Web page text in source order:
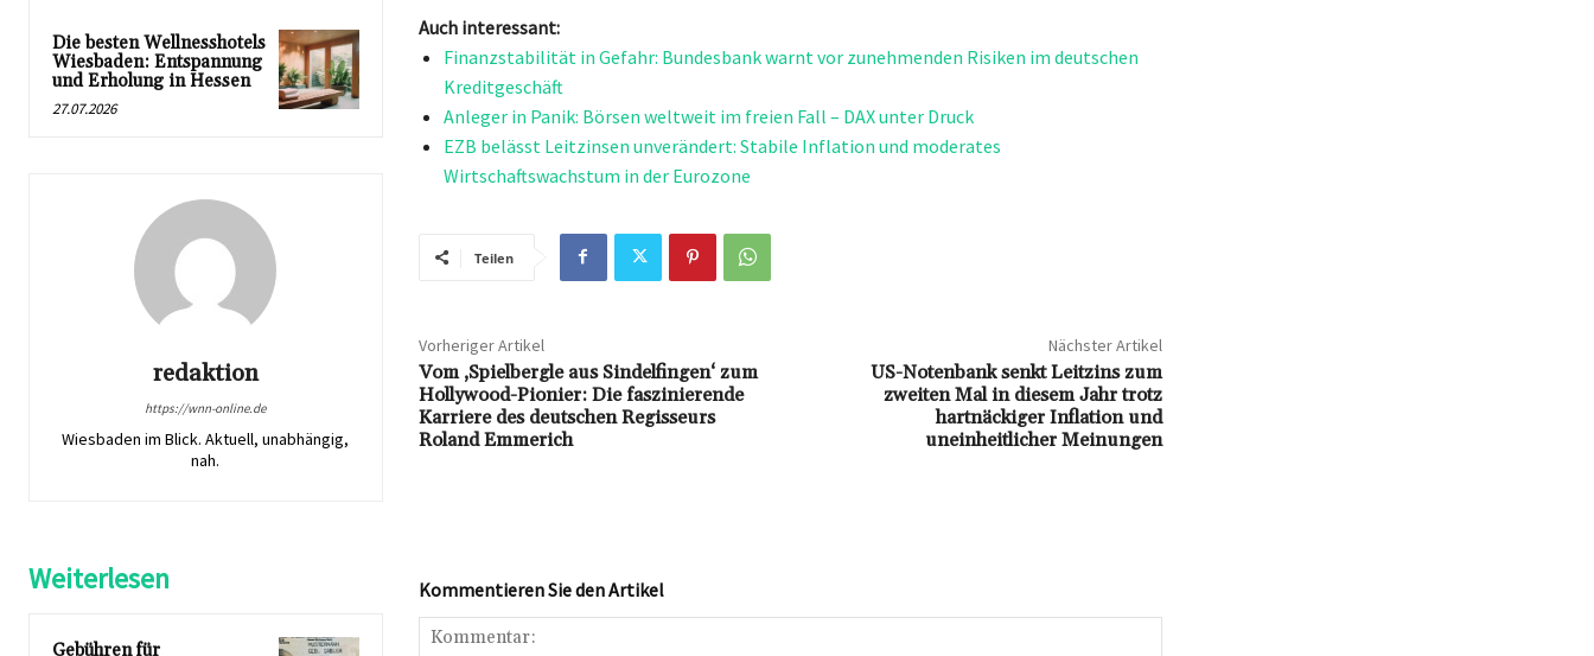
Die besten Wellnesshotels
Wiesbaden: Entspannung
und Erholung in Hessen
27.07.2026
redaktion
https://wnn-online.de
Wiesbaden im Blick. Aktuell, unabhängig,
nah.
Auch interessant:
Finanzstabilität in Gefahr: Bundesbank warnt vor zunehmenden Risiken im deutschen
Kreditgeschäft
Anleger in Panik: Börsen weltweit im freien Fall – DAX unter Druck
EZB belässt Leitzinsen unverändert: Stabile Inflation und moderates
Wirtschaftswachstum in der Eurozone
Teilen
Vorheriger Artikel
Vom ‚Spielbergle aus Sindelfingen‘ zum
Hollywood-Pionier: Die faszinierende
Karriere des deutschen Regisseurs
Roland Emmerich
Nächster Artikel
US-Notenbank senkt Leitzins zum
zweiten Mal in diesem Jahr trotz
hartnäckiger Inflation und
uneinheitlicher Meinungen
Weiterlesen
Gebühren für
Kommentieren Sie den Artikel